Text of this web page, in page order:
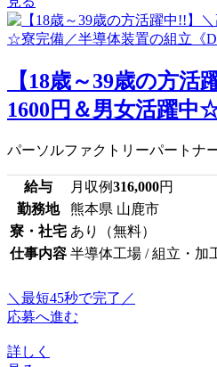
【18歳～39歳の方活
1600円＆男女活躍中
パーソルファクトリーパートナ
給与 月収例316,000円
勤務地
熊本県 山鹿市
寮・社宅 あり（無料）
仕事内容 半導体工場 / 組立・加
＼最短45秒で完了／
応募へ進む
詳しく